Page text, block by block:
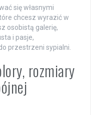
się własnymi
chcesz wyrazić w
osobistą galerię,
i pasje,
przestrzeni sypialni.
rozmiary